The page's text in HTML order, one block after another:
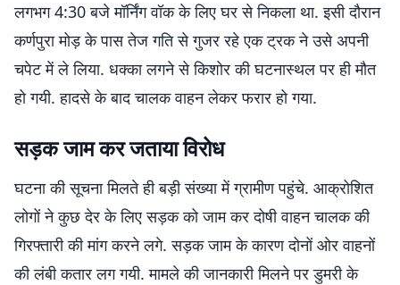
लगभग 4:30 बजे मॉर्निंग वॉक के लिए घर से निकला था. इसी दौरान
कर्णपुरा मोड़ के पास तेज गति से गुजर रहे एक ट्रक ने उसे अपनी
चपेट में ले लिया. धक्का लगने से किशोर की घटनास्थल पर ही मौत
हो गयी. हादसे के बाद चालक वाहन लेकर फरार हो गया.
सड़क जाम कर जताया विरोध
घटना की सूचना मिलते ही बड़ी संख्या में ग्रामीण पहुंचे. आक्रोशित
लोगों ने कुछ देर के लिए सड़क को जाम कर दोषी वाहन चालक की
गिरफ्तारी की मांग करने लगे. सड़क जाम के कारण दोनों ओर वाहनों
की लंबी कतार लग गयी. मामले की जानकारी मिलने पर डुमरी के